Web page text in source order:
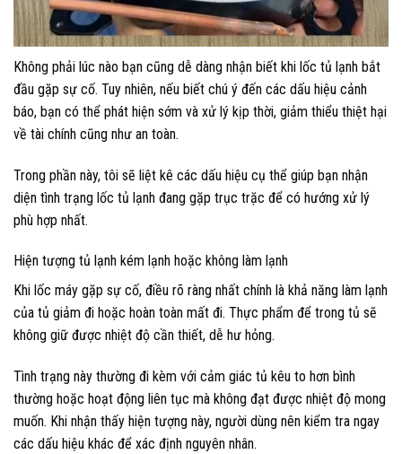
Không phải lúc nào bạn cũng dễ dàng nhận biết khi lốc tủ lạnh bắt
đầu gặp sự cố. Tuy nhiên, nếu biết chú ý đến các dấu hiệu cảnh
báo, bạn có thể phát hiện sớm và xử lý kịp thời, giảm thiểu thiệt hại
về tài chính cũng như an toàn.
Trong phần này, tôi sẽ liệt kê các dấu hiệu cụ thể giúp bạn nhận
diện tình trạng lốc tủ lạnh đang gặp trục trặc để có hướng xử lý
phù hợp nhất.
Hiện tượng tủ lạnh kém lạnh hoặc không làm lạnh
Khi lốc máy gặp sự cố, điều rõ ràng nhất chính là khả năng làm lạnh
của tủ giảm đi hoặc hoàn toàn mất đi. Thực phẩm để trong tủ sẽ
không giữ được nhiệt độ cần thiết, dễ hư hỏng.
Tình trạng này thường đi kèm với cảm giác tủ kêu to hơn bình
thường hoặc hoạt động liên tục mà không đạt được nhiệt độ mong
muốn. Khi nhận thấy hiện tượng này, người dùng nên kiểm tra ngay
các dấu hiệu khác để xác định nguyên nhân.